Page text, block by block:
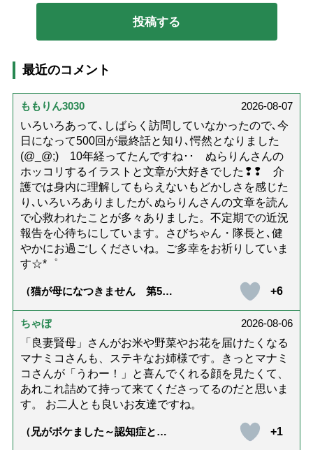
最近のコメント
ももりん3030
2026-08-07
いろいろあって､しばらく訪問していなかったので､今
日になって500回が最終話と知り､愕然となりました
(@_@;) 10年経ってたんですね･･ ぬらりんさんの
ホッコリするイラストと文章が大好きでした❢❢ 介
護では身内に理解してもらえないもどかしさを感じた
り､いろいろありましたが､ぬらりんさんの文章を読ん
で心救われたことが多々ありました。不定期での近況
報告を心待ちにしています。さびちゃん・隊長と､健
やかにお過ごしくださいね。ご多幸をお祈りしていま
す☆*゜
（猫が母になつきません 第500
+6
ちゃぼ
2026-08-06
「良妻賢母」さんがお米や野菜やお花を届けたくなる
マナミコさんも、ステキなお姉様です。きっとマナミ
コさんが「うわー！」と喜んでくれる顔を見たくて、
あれこれ詰めて持って来てくださってるのだと思いま
す。 お二人とも良いお友達ですね。
（兄がボケました～認知症と介
+1